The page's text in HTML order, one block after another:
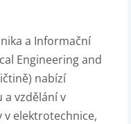
a Informační
Engineering and
nabízí
a vzdělání v
v elektrotechnice,